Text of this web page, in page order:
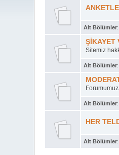
Alt Bölümler
ŞİKAYET
Sitemiz
Alt Bölümler:
Alt Bölümler:
HER
Alt Bölümler